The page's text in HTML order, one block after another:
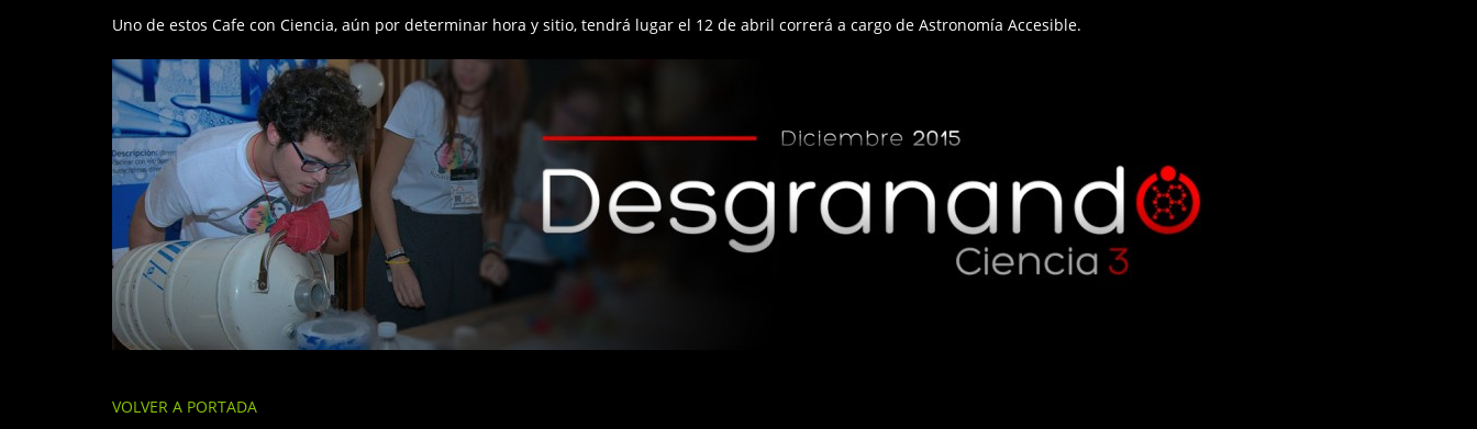
Uno de estos Cafe con Ciencia, aún por determinar hora y sitio, tendrá lugar el 12 de abril correrá a cargo de Astronomía Accesible.
VOLVER A PORTADA